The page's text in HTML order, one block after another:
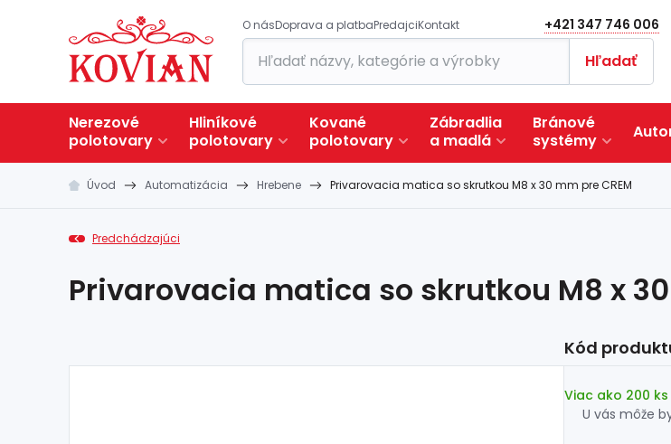
O násDoprava a platbaPredajciKontakt +421 347 746 006
Hľadať
Nerezové
polotovary
Hliníkové
polotovary
Kované
polotovary
Zábradlia
a madlá
Bránové
systémy
Úvod Automatizácia Hrebene Privarovacia matica so skrutkou M8 x 30 mm pre CREM
Predchádzajúci
Privarovacia matica so skrutkou M8 x 30
Kód
Viac ako 200 ks
U vás môže